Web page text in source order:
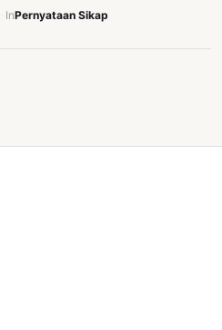
InPernyataan Sikap